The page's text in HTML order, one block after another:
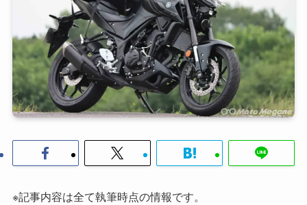
※記事内容は全て執筆時点の情報です。